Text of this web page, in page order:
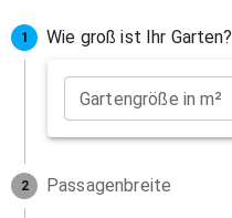
1 Wie groß ist Ihr Garten?
Gartengröße in m²
2 Passagenbreite